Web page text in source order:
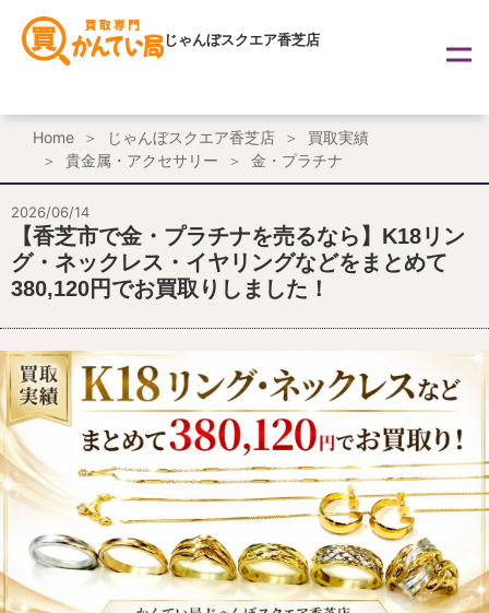
ッ
じゃんぼスクエア香芝店
Home じゃんぼスクエア香芝店
買取実績
貴金属・アクセサリー
金・プラチナ
2026/06/14
【香芝市で金・プラチナを売るなら】K18リン
グ・ネックレス・イヤリングなどをまとめて
380,120円でお買取りしました！